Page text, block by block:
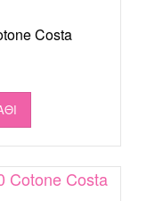
Costa